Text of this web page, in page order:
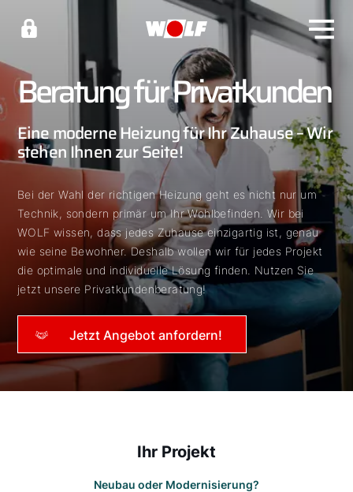
Beratung für Privatkunden
Eine moderne Heizung für Ihr Zuhause – Wir
stehen Ihnen zur Seite!
Bei der Wahl der richtigen Heizung geht es nicht nur um
Technik, sondern primär um Ihr Wohlbefinden. Wir bei
WOLF wissen, dass jedes Zuhause einzigartig ist, genau
wie seine Bewohner. Deshalb wollen wir für jedes Projekt
die optimale und individuelle Lösung finden. Nutzen Sie
jetzt unsere Privatkundenberatung!
Jetzt Angebot anfordern!
Ihr Projekt
Neubau oder Modernisierung?